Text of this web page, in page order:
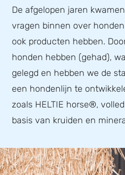
De afgelopen jaren
vragen binnen over
ook producten hebben.
honden hebben (gehad),
gelegd en hebben we de
een hondenlijn te
zoals HELTIE horse®,
basis van kruiden en